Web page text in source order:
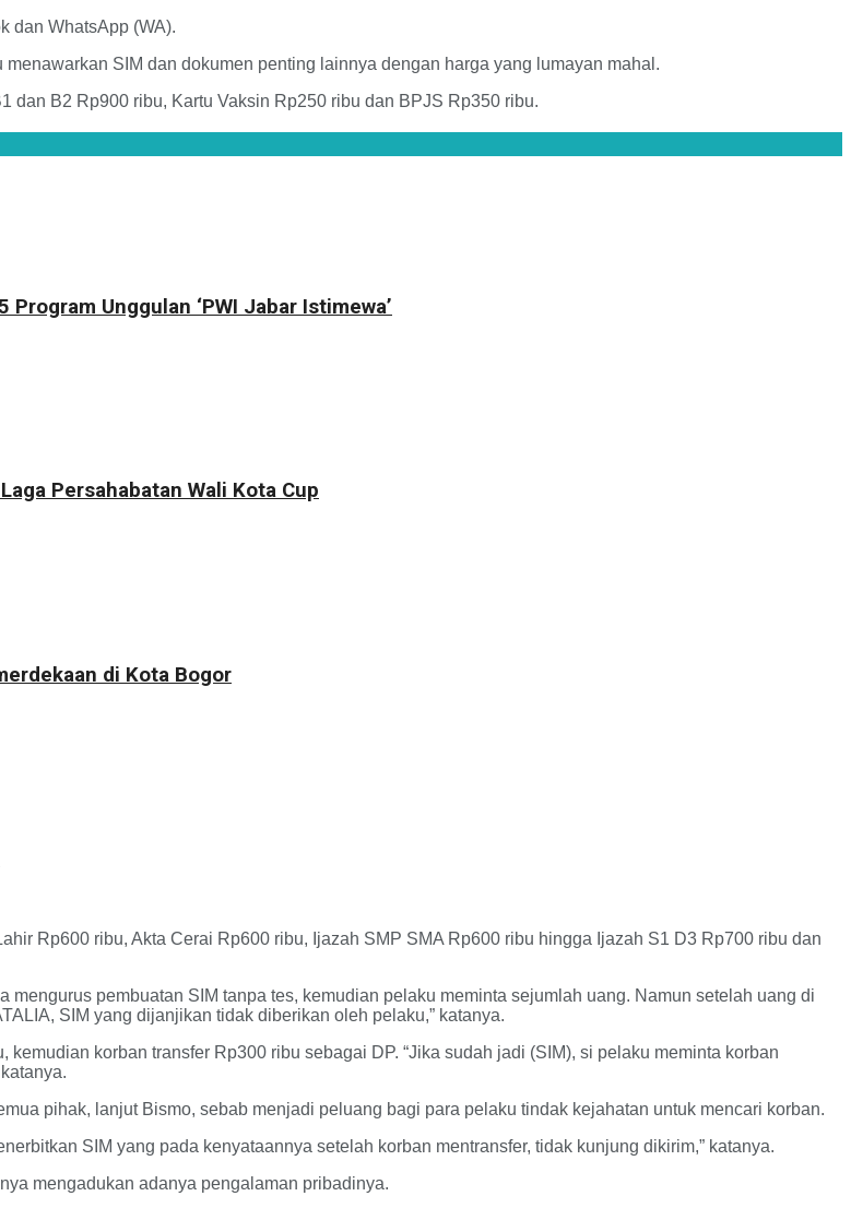
dan WhatsApp (WA).
SIM dan dokumen penting lainnya dengan harga yang lumayan mahal.
dan B2 Rp900 ribu, Kartu Vaksin Rp250 ribu dan BPJS Rp350 ribu.
Unggulan ‘PWI Jabar Istimewa’
Persahabatan Wali Kota Cup
di Kota Bogor
Rp600 ribu, Akta Cerai Rp600 ribu, Ijazah SMP SMA Rp600 ribu hingga Ijazah S1 D3 Rp700 ribu dan
pembuatan SIM tanpa tes, kemudian pelaku meminta sejumlah uang. Namun setelah uang di
SIM yang dijanjikan tidak diberikan oleh pelaku,” katanya.
korban transfer Rp300 ribu sebagai DP. “Jika sudah jadi (SIM), si pelaku meminta korban
pihak, lanjut Bismo, sebab menjadi peluang bagi para pelaku tindak kejahatan untuk mencari korban.
SIM yang pada kenyataannya setelah korban mentransfer, tidak kunjung dikirim,” katanya.
mengadukan adanya pengalaman pribadinya.